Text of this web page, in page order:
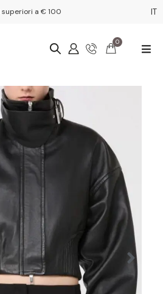
superiori a € 100 IT
0